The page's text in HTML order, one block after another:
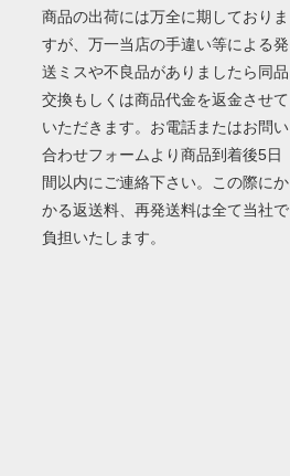
商品の出荷には万全に期しておりま
すが、万一当店の手違い等による発
送ミスや不良品がありましたら同品
交換もしくは商品代金を返金させて
いただきます。お電話またはお問い
合わせフォームより商品到着後5日
間以内にご連絡下さい。この際にか
かる返送料、再発送料は全て当社で
負担いたします。